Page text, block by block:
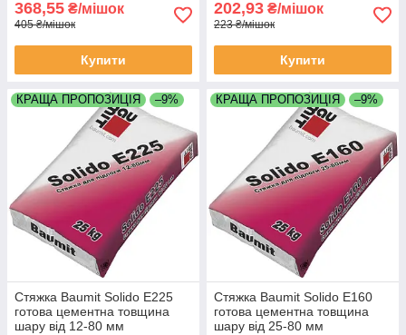
368,55 ₴/мішок
405 ₴/мішок
Купити
202,93 ₴/мішок
223 ₴/мішок
Купити
КРАЩА ПРОПОЗИЦІЯ –9%
Стяжка Baumit Solido E225
готова цементна товщина
шару від 12-80 мм
КРАЩА ПРОПОЗИЦІЯ –9%
Стяжка Baumit Solido E160
готова цементна товщина
шару від 25-80 мм